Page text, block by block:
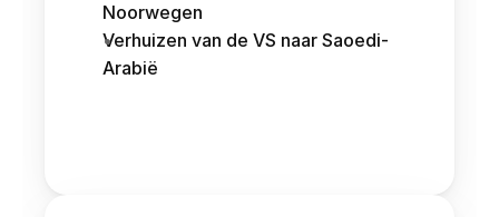
Noorwegen
Verhuizen van de VS naar Saoedi-
Arabië